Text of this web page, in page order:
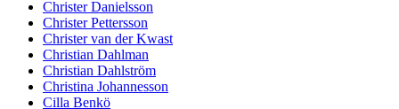
Christer Danielsson
Christer Pettersson
Christer van der Kwast
Christian Dahlman
Christian Dahlström
Christina Johannesson
Cilla Benkö